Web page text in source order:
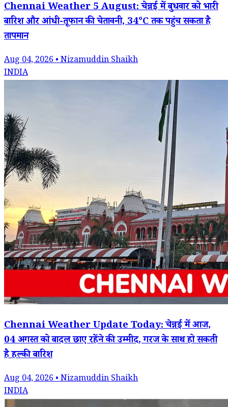
Chennai Weather 5 August: चेन्नई में बुधवार को भारी
बारिश और आंधी-तूफान की चेतावनी, 34°C तक पहुंच सकता है
तापमान
Aug 04, 2026 • Nizamuddin Shaikh
INDIA
Chennai Weather Update Today: चेन्नई में आज,
04 अगस्त को बादल छाए रहेंने की उम्मीद, गरज के साथ हो सकती
है हल्की बारिश
Aug 04, 2026 • Nizamuddin Shaikh
INDIA